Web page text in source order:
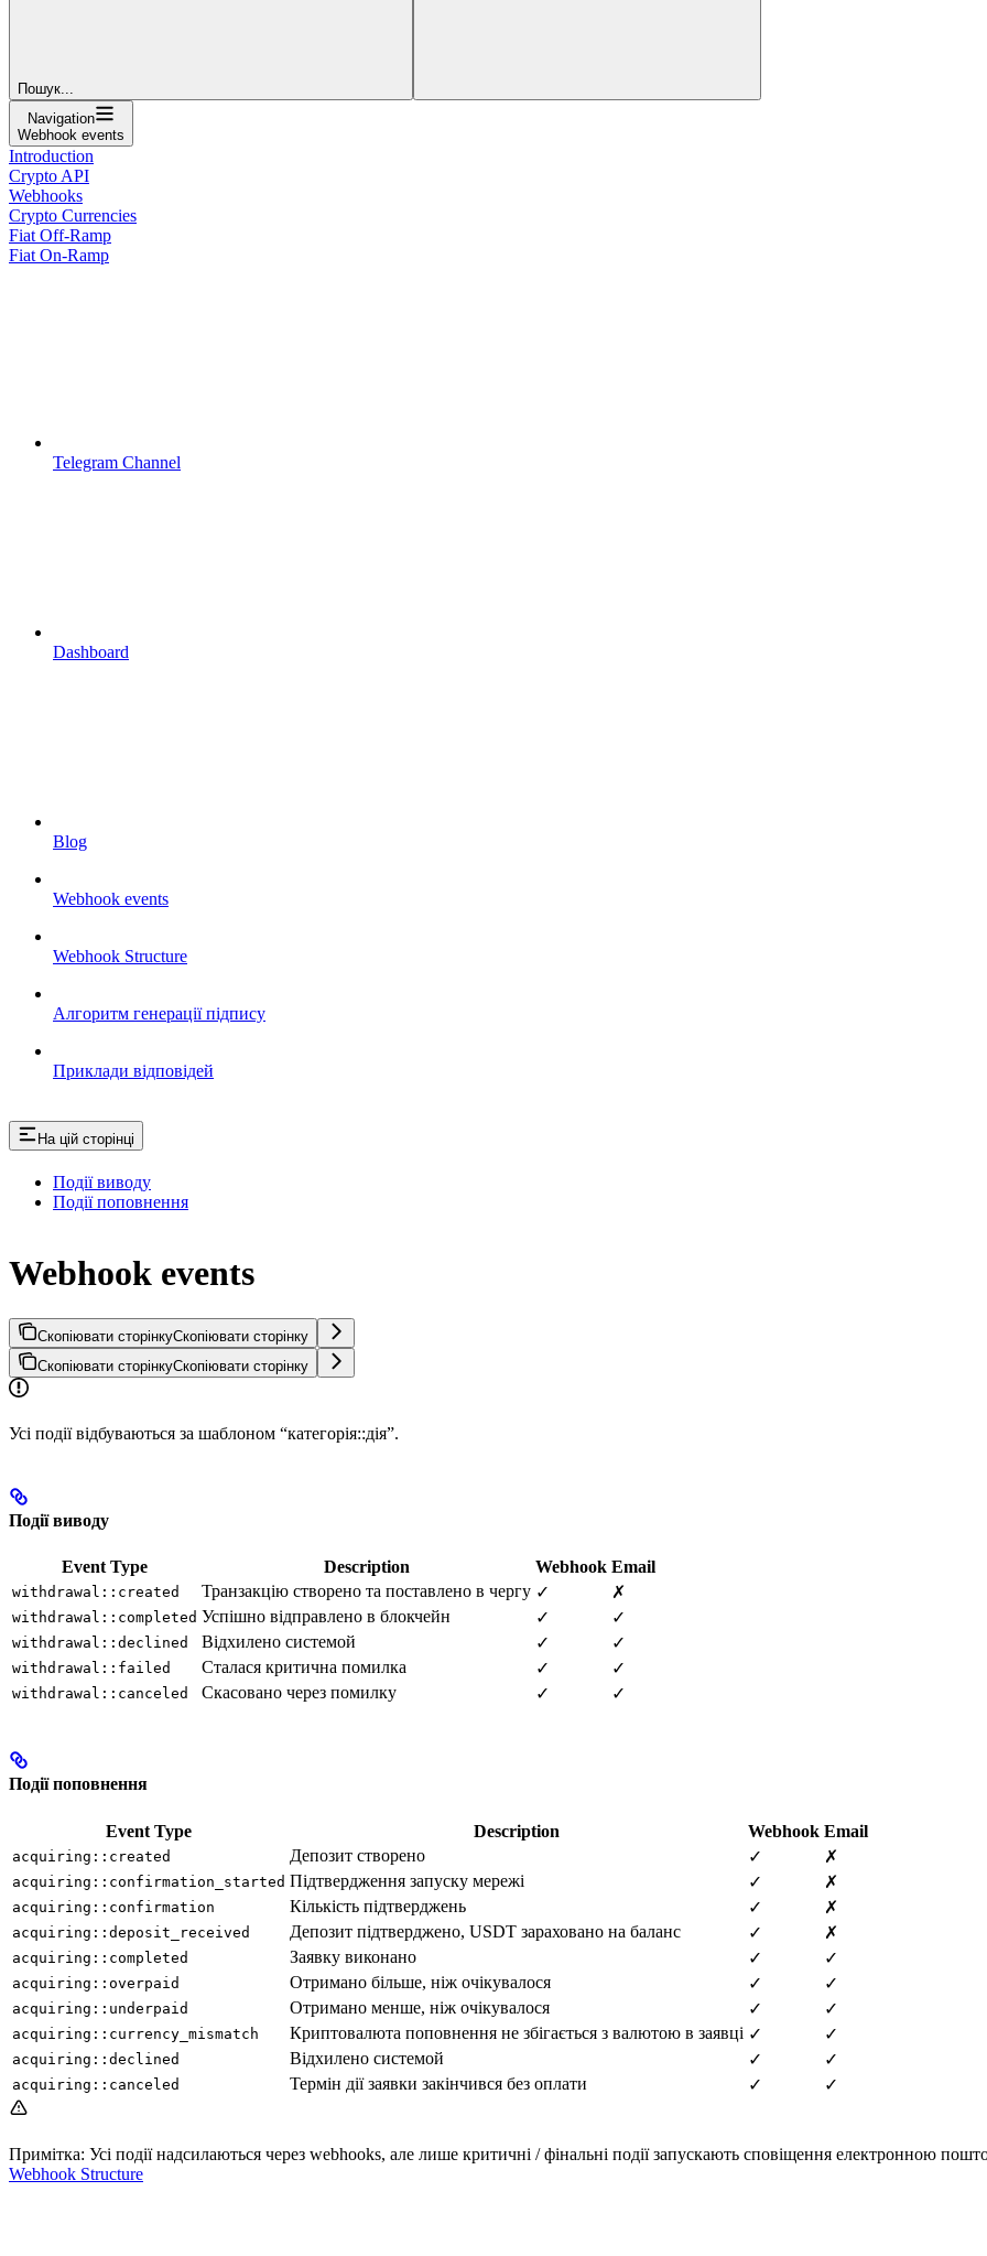
Пошук...
Navigation
Webhook events
Introduction
Crypto API
Webhooks
Crypto Currencies
Fiat Off-Ramp
Fiat On-Ramp
Telegram Channel
Dashboard
Blog
Webhook events
Webhook Structure
Алгоритм генерації підпису
Приклади відповідей
На цій сторінці
Події виводу
Події поповнення
Webhook events
Скопіювати сторінкуСкопіювати сторінку
Скопіювати сторінкуСкопіювати сторінку
Усі події відбуваються за шаблоном “категорія::дія”.
Події виводу
Event Type Description Webhook Email
withdrawal::created Транзакцію створено та поставлено в чергу ✓ ✗
withdrawal::completed Успішно відправлено в блокчейн ✓ ✓
withdrawal::declined Відхилено системой ✓ ✓
withdrawal::failed Сталася критична помилка ✓ ✓
withdrawal::canceled Скасовано через помилку ✓ ✓
Події поповнення
Event Type Description Webhook Email
acquiring::created Депозит створено ✓ ✗
acquiring::confirmation_started Підтвердження запуску мережі ✓ ✗
acquiring::confirmation Кількість підтверджень ✓ ✗
acquiring::deposit_received Депозит підтверджено, USDT зараховано на баланс ✓ ✗
acquiring::completed Заявку виконано ✓ ✓
acquiring::overpaid Отримано більше, ніж очікувалося ✓ ✓
acquiring::underpaid Отримано менше, ніж очікувалося ✓ ✓
acquiring::currency_mismatch Криптовалюта поповнення не збігається з валютою в заявці ✓ ✓
acquiring::declined Відхилено системой ✓ ✓
acquiring::canceled Термін дії заявки закінчився без оплати ✓ ✓
Примітка: Усі події надсилаються через webhooks, але лише критичні / фінальні події запускають сповіщення електронною
Webhook Structure